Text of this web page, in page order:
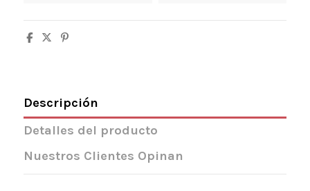
Descripción
Detalles del producto
Nuestros Clientes Opinan